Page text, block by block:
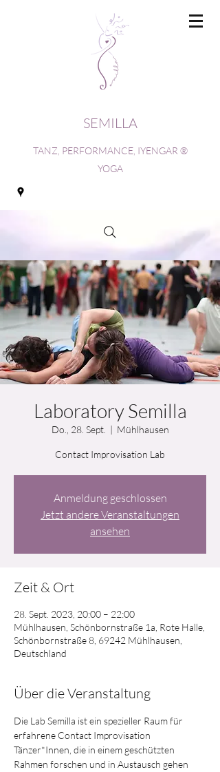
SEMILLA
TANZ, PERFORMANCE, IYENGAR ®
YOGA
Laboratory Semilla
Do., 28. Sept.
  |
Mühlhausen
Contact Improvisation Lab
Anmeldung geschlossen
Jetzt andere Veranstaltungen
ansehen
Zeit & Ort
28. Sept. 2023, 20:00 – 22:00
Mühlhausen, Schönbornstraße 1a, Rote Halle,
Schönbornstraße 8, 69242 Mühlhausen,
Deutschland
Über die Veranstaltung
Die Lab Semilla ist ein spezieller Raum für
erfahrene Contact Improvisation
Tänzer*Innen, die in einem geschützten
Rahmen forschen und in Austausch gehen